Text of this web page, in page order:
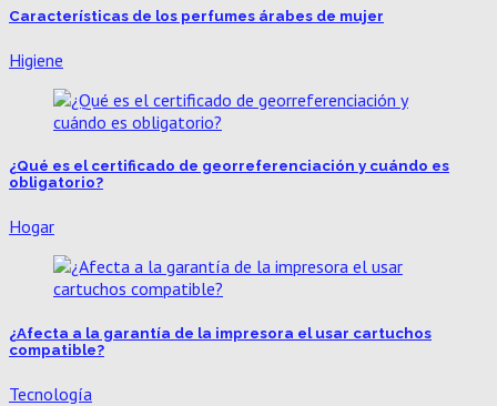
Características de los perfumes árabes de mujer
Higiene
¿Qué es el certificado de georreferenciación y cuándo es
obligatorio?
Hogar
¿Afecta a la garantía de la impresora el usar cartuchos
compatible?
Tecnología